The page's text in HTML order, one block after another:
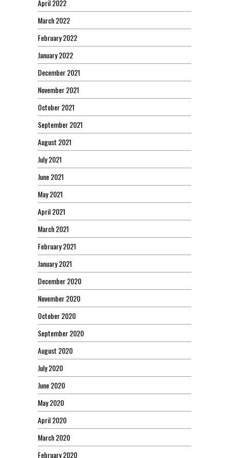
April 2022
March 2022
February 2022
January 2022
December 2021
November 2021
October 2021
September 2021
August 2021
July 2021
June 2021
May 2021
April 2021
March 2021
February 2021
January 2021
December 2020
November 2020
October 2020
September 2020
August 2020
July 2020
June 2020
May 2020
April 2020
March 2020
February 2020